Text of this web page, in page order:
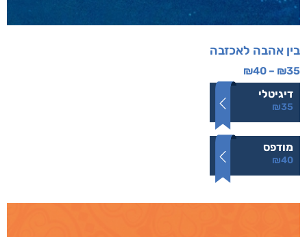
בין אהבה לאכזבה
₪35
–
₪40
דיגיטלי
₪35
מודפס
₪40